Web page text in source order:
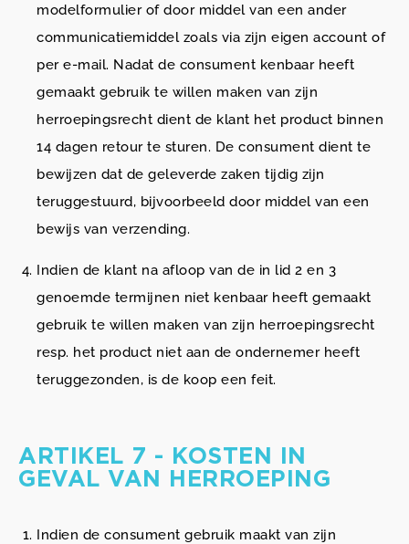
modelformulier of door middel van een ander
communicatiemiddel zoals via zijn eigen account of
per e-mail. Nadat de consument kenbaar heeft
gemaakt gebruik te willen maken van zijn
herroepingsrecht dient de klant het product binnen
14 dagen retour te sturen. De consument dient te
bewijzen dat de geleverde zaken tijdig zijn
teruggestuurd, bijvoorbeeld door middel van een
bewijs van verzending.
Indien de klant na afloop van de in lid 2 en 3
genoemde termijnen niet kenbaar heeft gemaakt
gebruik te willen maken van zijn herroepingsrecht
resp. het product niet aan de ondernemer heeft
teruggezonden, is de koop een feit.
ARTIKEL 7 - KOSTEN IN
GEVAL VAN HERROEPING
Indien de consument gebruik maakt van zijn